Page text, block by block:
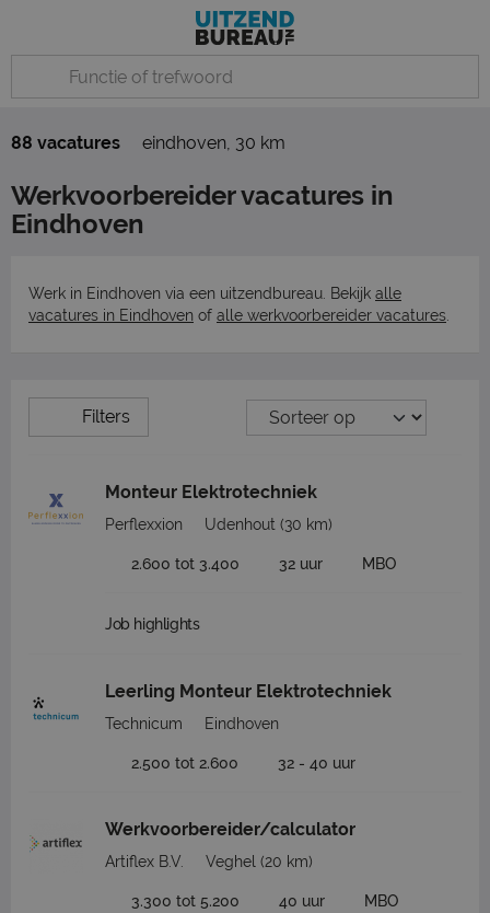
88 vacatures eindhoven, 30 km
Werkvoorbereider vacatures in
Eindhoven
Werk in Eindhoven via een uitzendbureau. Bekijk alle
vacatures in Eindhoven of alle werkvoorbereider vacatures
Filters
Monteur Elektrotechniek
Perflexxion Udenhout (30 km)
2.600 tot 3.400 32 uur MBO
Job highlights
Leerling Monteur Elektrotechniek
Technicum Eindhoven
2.500 tot 2.600 32 - 40 uur
Werkvoorbereider/calculator
Artiflex B.V. Veghel (20 km)
3.300 tot 5.200 40 uur MBO